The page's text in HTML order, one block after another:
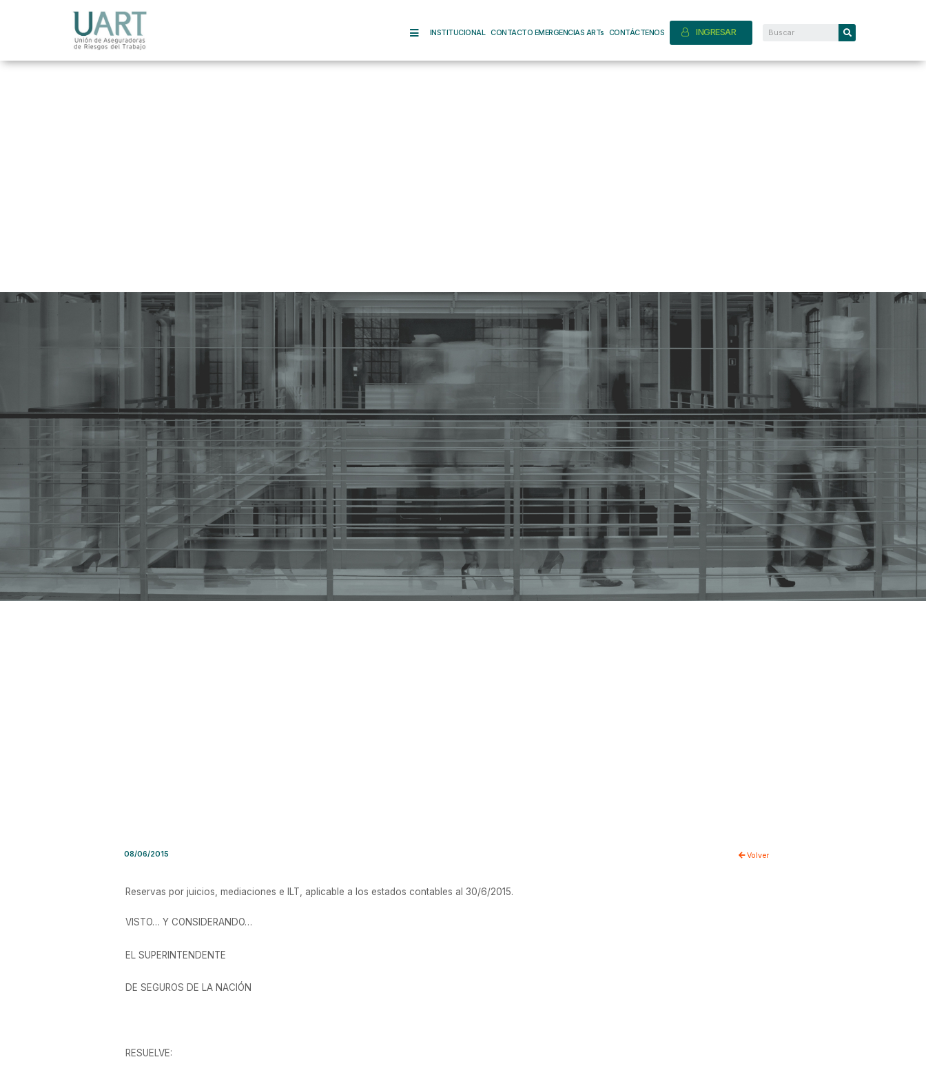
INSTITUCIONAL CONTACTO EMERGENCIAS ARTs CONTÁCTENOS INGRESAR
08/06/2015 Volver
Reservas por juicios, mediaciones e ILT, aplicable a los estados contables al 30/6/2015.
VISTO… Y CONSIDERANDO…
EL SUPERINTENDENTE
DE SEGUROS DE LA NACIÓN
RESUELVE: